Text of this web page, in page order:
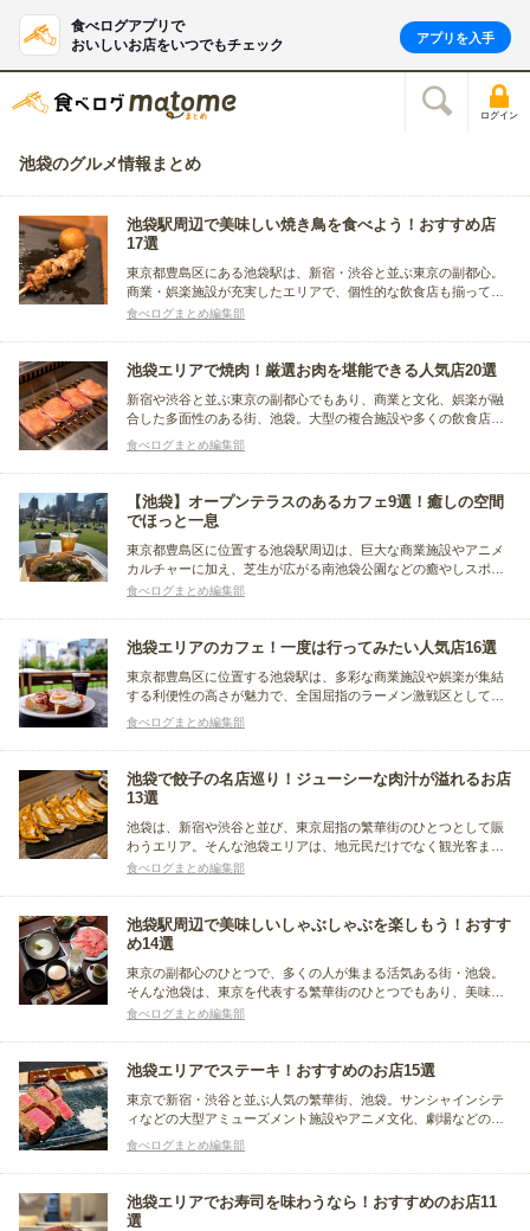
食べログアプリで
おいしいお店をいつでもチェック
アプリを入手
ログイン
池袋のグルメ情報まとめ
池袋駅周辺で美味しい焼き鳥を食べよう！おすすめ店
17選
東京都豊島区にある池袋駅は、新宿・渋谷と並ぶ東京の副都心。
商業・娯楽施設が充実したエリアで、個性的な飲食店も揃ってい
ます。ここでは、池袋駅周辺にある焼き鳥のおすすめ店をまとめ
す。
食べログまとめ編集部
池袋エリアで焼肉！厳選お肉を堪能できる人気店20選
新宿や渋谷と並ぶ東京の副都心でもあり、商業と文化、娯楽が融
合した多面性のある街、池袋。大型の複合施設や多くの飲食店が
並ぶ繁華街もあり、さまざまなグルメも楽しめます。そんな池袋
で厳選されたお肉を味わえる焼肉店をまとめました。
食べログまとめ編集部
【池袋】オープンテラスのあるカフェ9選！癒しの空間
でほっと一息
東京都豊島区に位置する池袋駅周辺は、巨大な商業施設やアニメ
カルチャーに加え、芝生が広がる南池袋公園などの癒やしスポッ
トもあり、グルメでは激戦区のラーメンから多国籍なアジア料理
食べログまとめ編集部
池袋エリアのカフェ！一度は行ってみたい人気店16選
東京都豊島区に位置する池袋駅は、多彩な商業施設や娯楽が集結
する利便性の高さが魅力で、全国屈指のラーメン激戦区として知
られる他、本格的な中華料理や写真映えするスイーツ、老舗デパ
地下グルメまで、バラエティ豊かな食の体験が一日中楽しめる街
です。この記事ではその池袋駅周辺でおすすめのカフェをまとめ
ました。
食べログまとめ編集部
池袋で餃子の名店巡り！ジューシーな肉汁が溢れるお店
13選
池袋は、新宿や渋谷と並び、東京屈指の繁華街のひとつとして賑
わうエリア。そんな池袋エリアは、地元民だけでなく観光客まで
幅広い層が集まることもあり、バラエティーに富んだグルメスポ
食べログまとめ編集部
池袋駅周辺で美味しいしゃぶしゃぶを楽しもう！おすす
め14選
東京の副都心のひとつで、多くの人が集まる活気ある街・池袋。
そんな池袋は、東京を代表する繁華街のひとつでもあり、美味し
いと評判のグルメスポットがたくさんあります。今回は、池袋駅
食べログまとめ編集部
池袋エリアでステーキ！おすすめのお店15選
東京で新宿・渋谷と並ぶ人気の繁華街、池袋。サンシャインシテ
ィなどの大型アミューズメント施設やアニメ文化、劇場などのサ
ブカルチャーの聖地としても人気のエリアです。この記事では、
その池袋で美味しいステーキを味わえるおすすめのお店をまとめ
ました。
食べログまとめ編集部
池袋エリアでお寿司を味わうなら！おすすめのお店11
選